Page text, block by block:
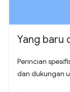
Yang baru
Perincian
dan dukungan